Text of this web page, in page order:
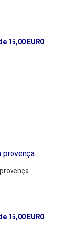
15,00 EURO
15,00 EURO